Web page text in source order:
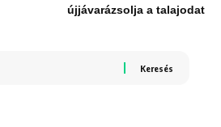
újjávarázsolja a talajodat